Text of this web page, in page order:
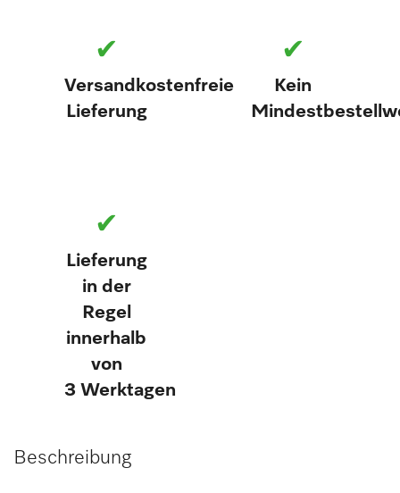
✔
Versandkostenfreie
Lieferung
✔
Kein
✔
Lieferung
in der
Regel
innerhalb
von
3 Werktagen
Beschreibung